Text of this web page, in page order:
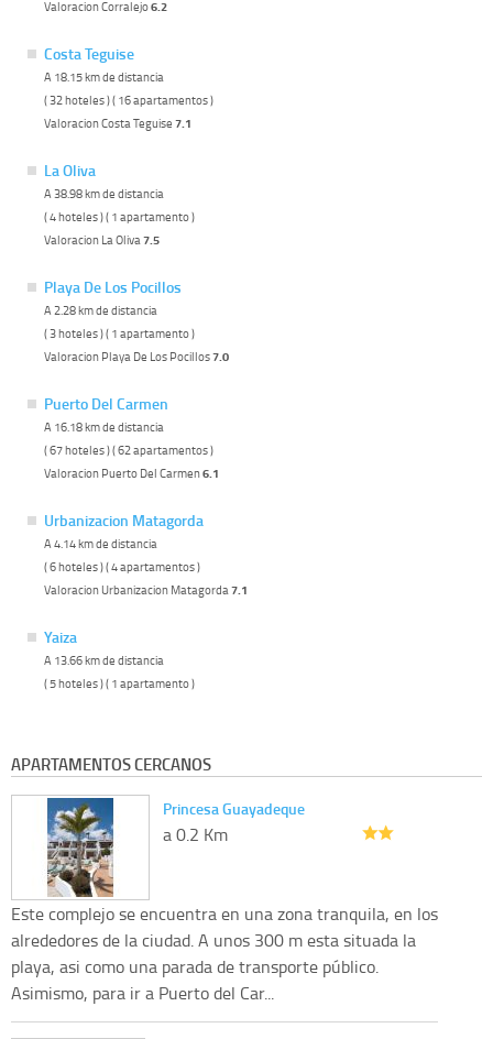
Valoracion Corralejo6.2
Costa Teguise
A 18.15 km de distancia
( 32 hoteles ) ( 16 apartamentos )
Valoracion Costa Teguise 7.1
La Oliva
A 38.98 km de distancia
( 4 hoteles ) ( 1 apartamento )
Valoracion La Oliva 7.5
Playa De Los Pocillos
A 2.28 km de distancia
( 3 hoteles ) ( 1 apartamento )
Valoracion Playa De Los Pocillos7.0
Puerto Del Carmen
A 16.18 km de distancia
( 67 hoteles ) ( 62 apartamentos )
Valoracion Puerto Del Carmen6.1
Urbanizacion Matagorda
A 4.14 km de distancia
( 6 hoteles ) ( 4 apartamentos )
Valoracion Urbanizacion Matagorda 7.1
Yaiza
A 13.66 km de distancia
( 5 hoteles ) ( 1 apartamento )
APARTAMENTOS CERCANOS
Princesa Guayadeque
a 0.2 Km
Este complejo se encuentra en una zona tranquila, en los
alrededores de la ciudad. A unos 300 m esta situada la
playa, asi como una parada de transporte público.
Asimismo, para ir a Puerto del Car...